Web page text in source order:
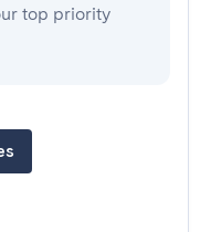
top priority